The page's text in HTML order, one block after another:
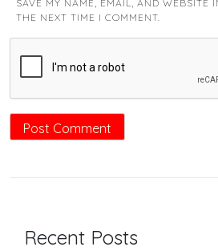
SAVE MY NAME, EMAIL, AND WEBSITE
THE NEXT TIME I COMMENT.
Recent Posts